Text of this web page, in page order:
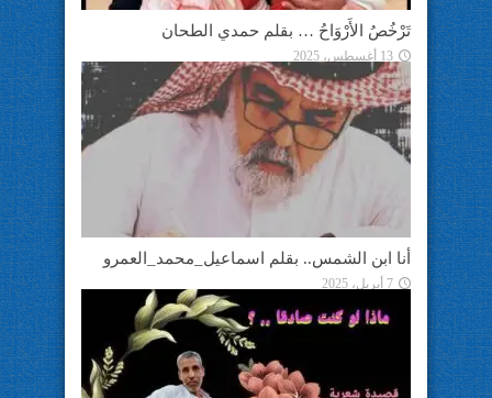
تَرْخُصُ الأَرْوَاحُ … بقلم حمدي الطحان
13 أغسطس، 2025
أنا ابن الشمس.. بقلم اسماعيل_محمد_العمرو
7 أبريل، 2025